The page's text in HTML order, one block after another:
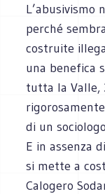
L’abusivismo
perché
costruite
una benefica
tutta la Valle,
di un
E in assenza
si mette a
Calogero